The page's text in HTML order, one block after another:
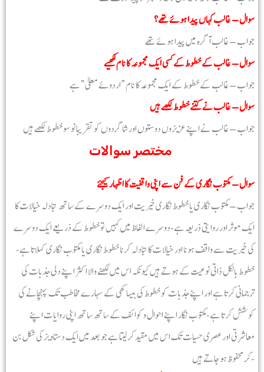
سوال – غالب کہاں پیدا ہوئے تھے؟
جواب – غالب آگرہ میں پیدا ہوئے تھے
سوال – غالب کے خطوط کے کسی ایک مجموعہ کا نام لکھیے
جواب – غالب کے خطوط کے ایک مجموعہ کا نام “اردوئے معلیٰ” ہے
سوال – غالب نے کتنے خطوط لکھے ہیں
جواب – غالب نے اپنے عزیزوں دوستوں اور شاگردوں کو تقریبا نو سو خطوط لکھے ہیں
مختصر سوالات
سوال – مکتوب نگاری کے فن سے اپنی واقفیت کا اظہار کیجئے
جواب – مکتوب نگاری یا خطوط نگاری خیریت اور ایک دوسرے کے ساتھ تبادلہ خیالات کا
ایک موثر اور روایتی ذریعہ ہے-دوسرے الفاظ میں کہیں تو خطوط کے ذریعے ایک دوسرے
کی خیریت سے واقف ہونا اور خیالات کا تبادلہ کرنا خطوط نگاری یا مکتوب نگاری کہلاتا ہے-
خطوط بالکل ذاتی نوعیت کے ہوتے ہیں کیونکہ اس میں لکھنے والا اکثر اپنے دلی جذبات کی
ترجمانی کرتا ہے اور اپنے جذبات کو خطوط کی بیساکھی کے سہارے مخاطب تک پہنچانے کی
کوشش کرتا ہے-مکتوب نگار اپنے احوال و کوائف کے ساتھ ساتھ اپنی روایات اپنے
معاشرتی اور عصری حسیات تک اس میں مقید کر لیتا ہے جو بعد میں ایک دستاویز کی شکل بن
کر محفوظ ہوجاتے ہیں-